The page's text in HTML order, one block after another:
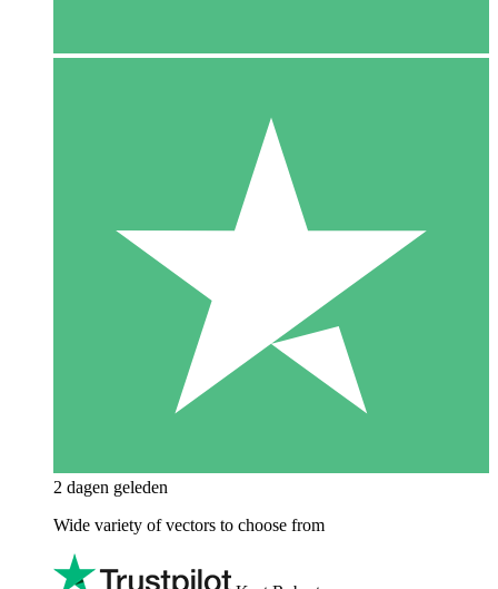
2 dagen geleden
Wide variety of vectors to choose from